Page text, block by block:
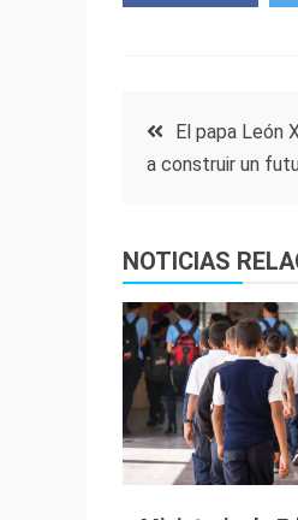
entradas
El papa León
a construir un
NOTICIAS